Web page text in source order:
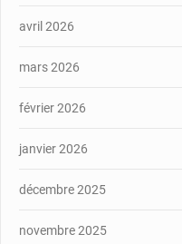
avril 2026
mars 2026
février 2026
janvier 2026
décembre 2025
novembre 2025